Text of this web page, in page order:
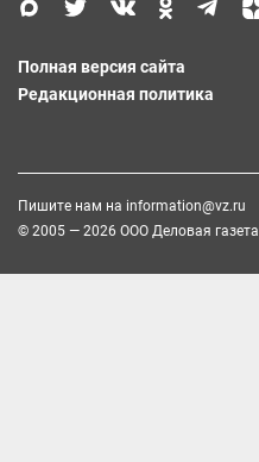
Полная версия сайта
Редакционная политика
Пишите нам на information@vz.ru
© 2005 — 2026 ООО Деловая газета